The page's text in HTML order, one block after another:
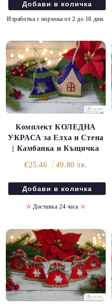
Изработка с поръчка от 2 до 10 дни.
Комплект КОЛЕДНА
УКРАСА за Елха и Стена
| Камбанка и Къщичка
€25.46 49.80 лв.
✫ Доставка 24 часа ✫